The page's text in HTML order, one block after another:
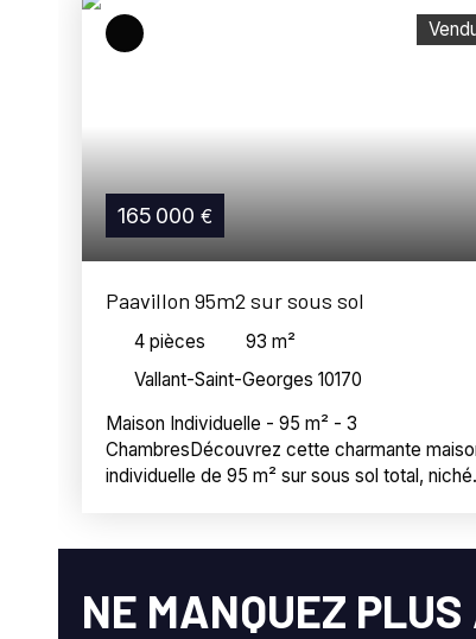
165 000 €
Paavillon 95m2 sur sous sol
4 pièces 93 m²
Vallant-Saint-Georges 10170
Maison Individuelle - 95 m² - 3
ChambresDécouvrez cette charmante
individuelle de 95 m² sur sous sol total,
améliorée au fur et à mesures des années :
isolation combles, VMC. Elle offre une vue
agréable et dégagée sur l'arrière. Idéal pour
NE MANQUEZ